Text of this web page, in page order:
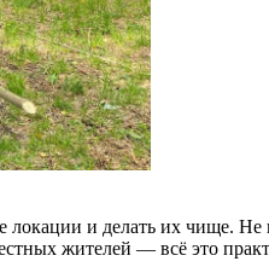
и делать их чище.
жителей — всё это